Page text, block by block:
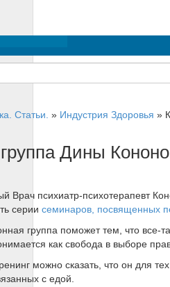
Статьи. » Индустрия Здоровья »
Дины
Врач психиатр-психотерапевт
серии семинаров, посвященных
группа поможет тем, что все-
как свобода в выборе
можно сказать, что он для
с едой.